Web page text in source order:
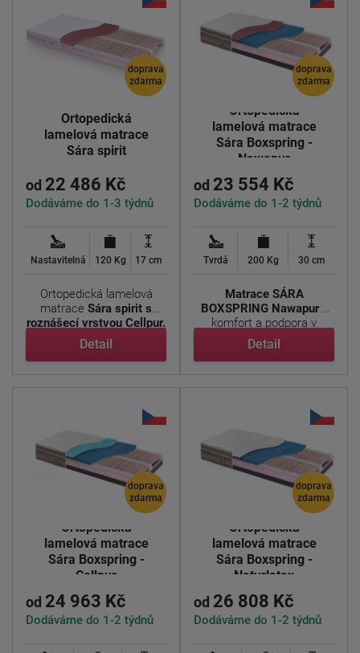
doprava
zdarma
Ortopedická
lamelová matrace
Sára spirit
od 22 486 Kč
Dodáváme do 1-3 týdnů
Nastavitelná 120 Kg 17 cm
Ortopedická lamelová
matrace Sára spirit s
roznášecí vrstvou Cellpur.
...
Detail
doprava
zdarma
Ortopedická
lamelová matrace
Sára Boxspring -
Nawapur
od 23 554 Kč
Dodáváme do 1-2 týdnů
Tvrdá 200 Kg 30 cm
Matrace SÁRA
BOXSPRING Nawapur -
komfort a podpora v
luxusním ...
Detail
doprava
zdarma
Ortopedická
lamelová matrace
Sára Boxspring -
Cellpur
od 24 963 Kč
Dodáváme do 1-2 týdnů
doprava
zdarma
Ortopedická
lamelová matrace
Sára Boxspring -
Naturlatex
od 26 808 Kč
Dodáváme do 1-2 týdnů